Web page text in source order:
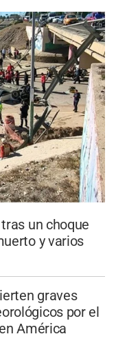
un choque
y varios
graves
por el
América